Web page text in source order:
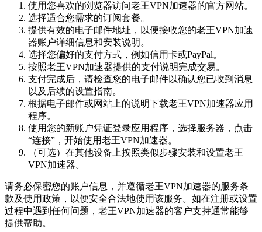
使用您喜欢的浏览器访问老王VPN加速器的官方网站。
选择适合您需求的订阅套餐。
提供有效的电子邮件地址，以便接收您的老王VPN加速
器账户详细信息和安装说明。
选择您偏好的支付方式，例如信用卡或PayPal。
按照老王VPN加速器提供的支付说明完成交易。
支付完成后，请检查您的电子邮件以确认您已收到消息
以及后续的设置指南。
根据电子邮件或网站上的说明下载老王VPN加速器应用
程序。
使用您的新账户凭证登录应用程序，选择服务器，点击
“连接”，开始使用老王VPN加速器。
（可选）在其他设备上按照类似步骤安装和设置老王
VPN加速器。
请务必保密您的账户信息，并遵循老王VPN加速器的服务条
款及使用政策，以便安全合法地使用该服务。如在注册或设置
过程中遇到任何问题，老王VPN加速器的客户支持通常能够
提供帮助。